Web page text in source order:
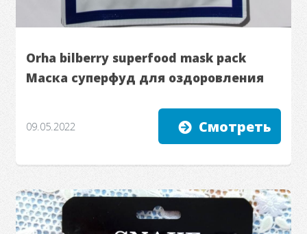
Orha bilberry superfood mask pack
Маска суперфуд для оздоровления
09.05.2022 Смотреть